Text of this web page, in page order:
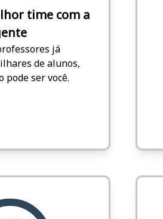
time com a
já
de alunos,
pode ser você.